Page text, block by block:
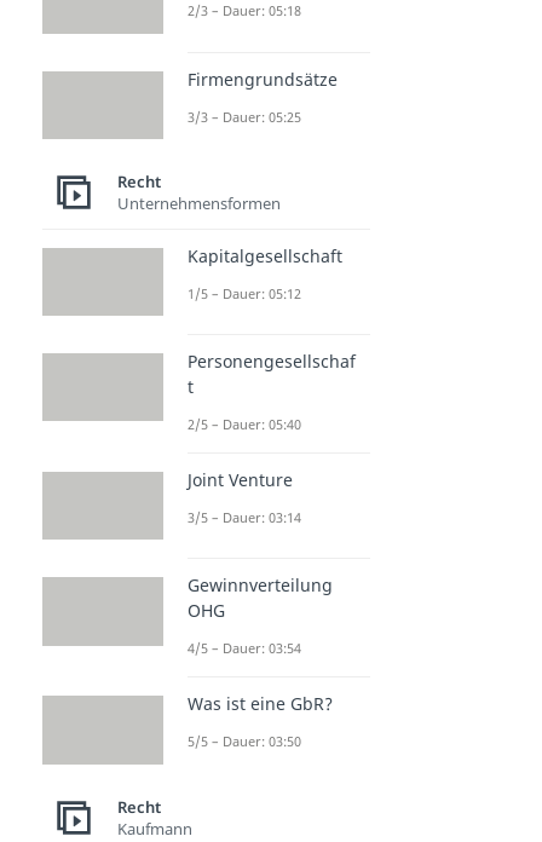
2/3 – Dauer: 05:18
Firmengrundsätze
3/3 – Dauer: 05:25
Recht
Unternehmensformen
Kapitalgesellschaft
1/5 – Dauer: 05:12
Personengesellschaf
t
2/5 – Dauer: 05:40
Joint Venture
3/5 – Dauer: 03:14
Gewinnverteilung
OHG
4/5 – Dauer: 03:54
Was ist eine GbR?
5/5 – Dauer: 03:50
Recht
Kaufmann